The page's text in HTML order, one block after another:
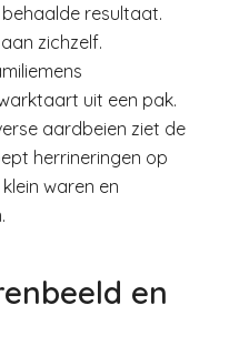
resultaat.
zichzelf.
uit een pak.
aardbeien ziet de
herrineringen op
waren en
en